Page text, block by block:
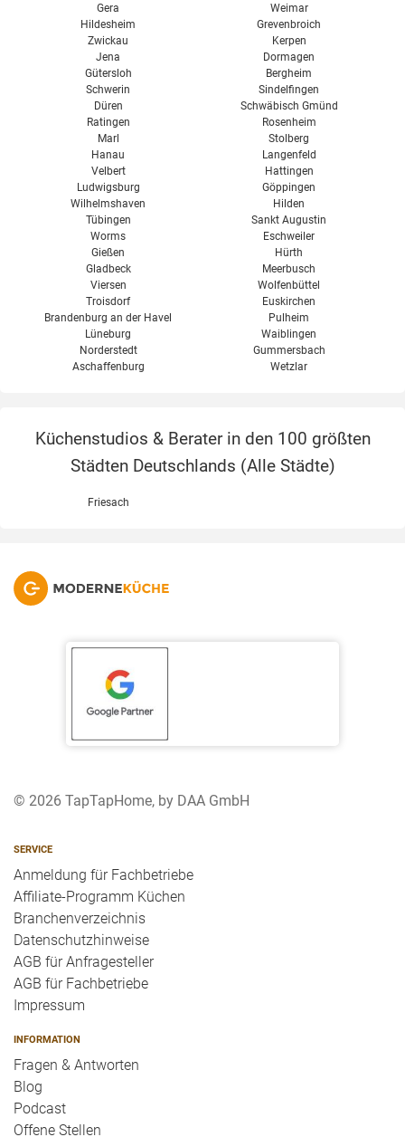
Gera
Hildesheim
Zwickau
Jena
Gütersloh
Schwerin
Düren
Ratingen
Marl
Hanau
Velbert
Ludwigsburg
Wilhelmshaven
Tübingen
Worms
Gießen
Gladbeck
Viersen
Troisdorf
Brandenburg an der Havel
Lüneburg
Norderstedt
Aschaffenburg
Weimar
Grevenbroich
Kerpen
Dormagen
Bergheim
Sindelfingen
Schwäbisch Gmünd
Rosenheim
Stolberg
Langenfeld
Hattingen
Göppingen
Hilden
Sankt Augustin
Eschweiler
Hürth
Meerbusch
Wolfenbüttel
Euskirchen
Pulheim
Waiblingen
Gummersbach
Wetzlar
Küchenstudios & Berater in den 100 größten
Städten Deutschlands (Alle Städte)
Friesach
© 2026 TapTapHome, by DAA GmbH
SERVICE
Anmeldung für Fachbetriebe
Affiliate-Programm Küchen
Branchenverzeichnis
Datenschutzhinweise
AGB für Anfragesteller
AGB für Fachbetriebe
Impressum
INFORMATION
Fragen & Antworten
Blog
Podcast
Offene Stellen